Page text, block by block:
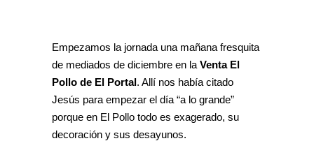
Empezamos la jornada una mañana fresquita
de mediados de diciembre en la Venta El
Pollo de El Portal. Allí nos había citado
Jesús para empezar el día “a lo grande”
porque en El Pollo todo es exagerado, su
decoración y sus desayunos.